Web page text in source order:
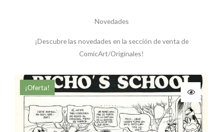
Novedades
¡Descubre las novedades en la sección de venta de
ComicArt/Originales!
¡Oferta!
El
precio
original
era:
190,00 €.
El
precio
actual
es:
170,00 €.